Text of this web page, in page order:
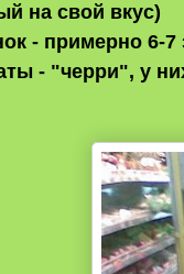
на свой вкус)
- примерно 6-7
- "черри", у